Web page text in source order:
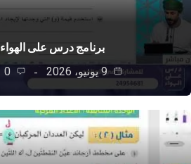
برنامج درس على الهواء– مادة…
0
58